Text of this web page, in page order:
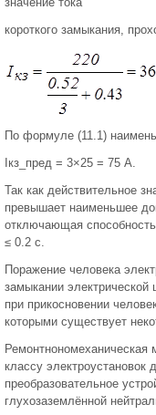
короткого замыкания,
По формуле (11.1)
Iкз_пред = 3×25 = 75 А.
Так как действительное
превышает наименьшее
отключающая
≤ 0.2 с.
Поражение человека
замыкании электрической
при прикосновении
которыми существует
Ремонтнономеханическая
классу электроустановок
преобразовательное
глухозаземлённой